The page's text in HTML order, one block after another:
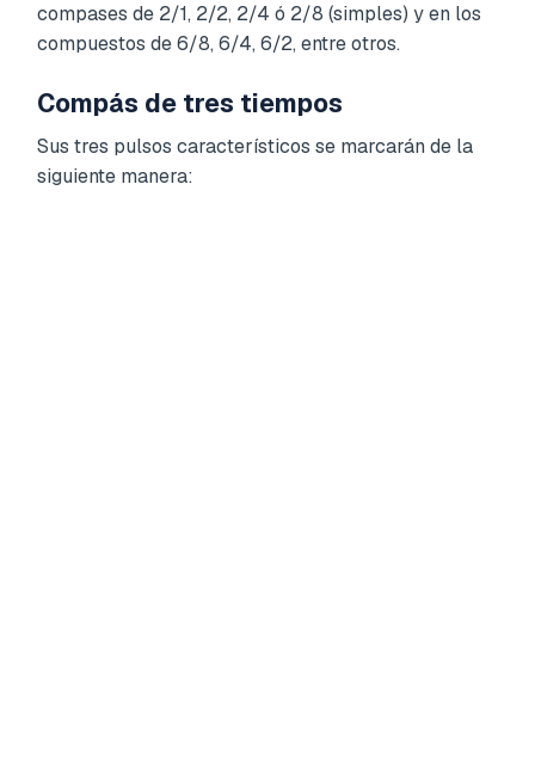
compases de 2/1, 2/2, 2/4 ó 2/8 (simples) y en los
compuestos de 6/8, 6/4, 6/2, entre otros.
Compás de tres tiempos
Sus tres pulsos característicos se marcarán de la
siguiente manera: